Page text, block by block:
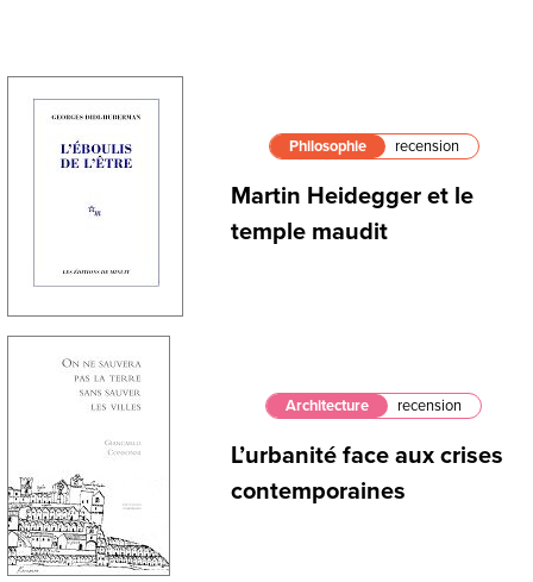
Philosophie recension
Martin Heidegger et le
temple maudit
Architecture recension
L’urbanité face aux crises
contemporaines